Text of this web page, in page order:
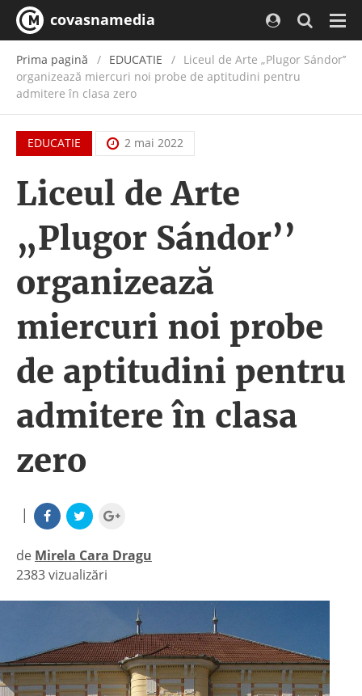
covasnamedia
Prima pagină EDUCATIE
Liceul de Arte „Plugor Sándor’’
organizează miercuri noi probe de aptitudini pentru
admitere în clasa zero
EDUCATIE 2 mai 2022
Liceul de Arte
„Plugor Sándor’’
organizează
miercuri noi probe
de aptitudini pentru
admitere în clasa
zero
|
de Mirela Cara Dragu
|
2383 vizualizări